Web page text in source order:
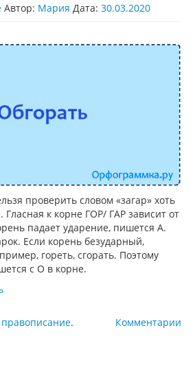
Автор: Мария Дата: 30.03.2020
проверить словом «загар» хоть
к корне ГОР/ ГАР зависит от
падает ударение, пишется А.
Если корень безударный,
гореть, сгорать. Поэтому
с О в корне.
Комментарии
правописание.